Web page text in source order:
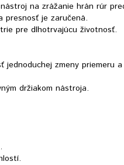
na zrážanie hrán rúr
presnosť je zaručená.
pre dlhotrvajúcu životnosť.
zmeny priemeru
držiakom nástroja.